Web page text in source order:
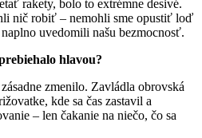
rakety, bolo to extrémne desivé.
nič robiť – nemohli sme opustiť loď
uvedomili našu bezmocnosť.
hlavou?
zmenilo. Zavládla obrovská
kde sa čas zastavil a
– len čakanie na niečo, čo sa